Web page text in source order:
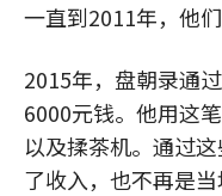
一直到2011年，他
2015年，盘朝录通
6000元钱。他用这
以及揉茶机。通过
了收入，也不再是